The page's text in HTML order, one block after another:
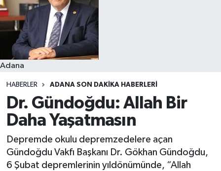
Adana
HABERLER ADANA SON DAKIKA HABERLERI
Dr. Gündoğdu: Allah Bir
Daha Yaşatmasın
Depremde okulu depremzedelere açan
Gündoğdu Vakfı Başkanı Dr. Gökhan Gündoğdu,
6 Şubat depremlerinin yıldönümünde, “Allah
Resmi İlanlar